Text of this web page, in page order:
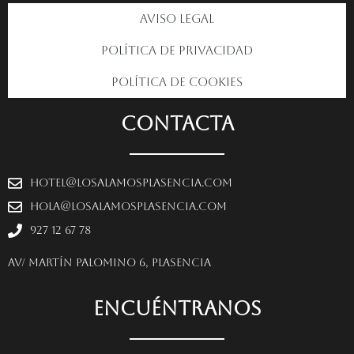
Aviso Legal
Política de privacidad
Política de Cookies
CONTACTA
hotel@losalamosplasencia.com
hola@losalamosplasencia.com
927 12 67 78
Av/ Martín Palomino 6, Plasencia
ENCUÉNTRANOS